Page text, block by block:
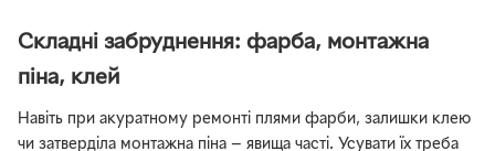
Складні забруднення: фарба, монтажна
піна, клей
Навіть при акуратному ремонті плями фарби, залишки клею
чи затверділа монтажна піна — явища часті. Усувати їх треба